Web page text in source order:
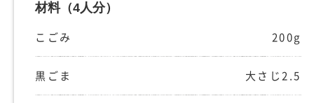
材料（4人分）
こごみ 200g
黒ごま 大さじ2.5